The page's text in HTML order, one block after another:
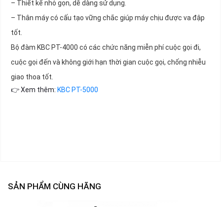
– Thiết kế nhỏ gọn, dễ dàng sử dụng.
– Thân máy có cấu tạo vững chắc giúp máy chịu được va đập
tốt.
Bộ đàm KBC PT-4000 có các chức năng miễn phí cuộc gọi đi,
cuộc gọi đến và không giới hạn thời gian cuộc gọi, chống nhiễu
giao thoa tốt.
👉 Xem thêm: KBC PT-5000
SẢN PHẨM CÙNG HÃNG